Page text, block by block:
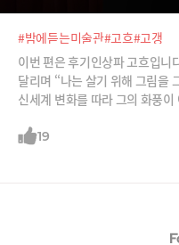
#밤에듣는미술관#고흐#고갱
이번 편은 후기인상파 고흐입니
달리며 “나는 살기 위해 그림을
신세계 변화를 따라 그의 화풍
면서도 고흐가 가장 사랑했던 고
19